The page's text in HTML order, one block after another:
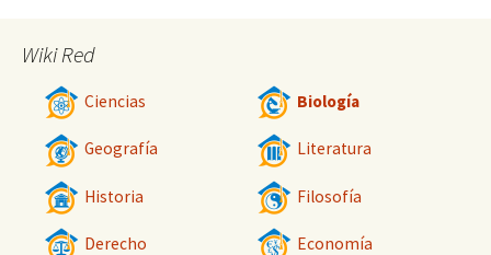
Wiki Red
Ciencias Biología
Geografía Literatura
Historia Filosofía
Derecho Economía